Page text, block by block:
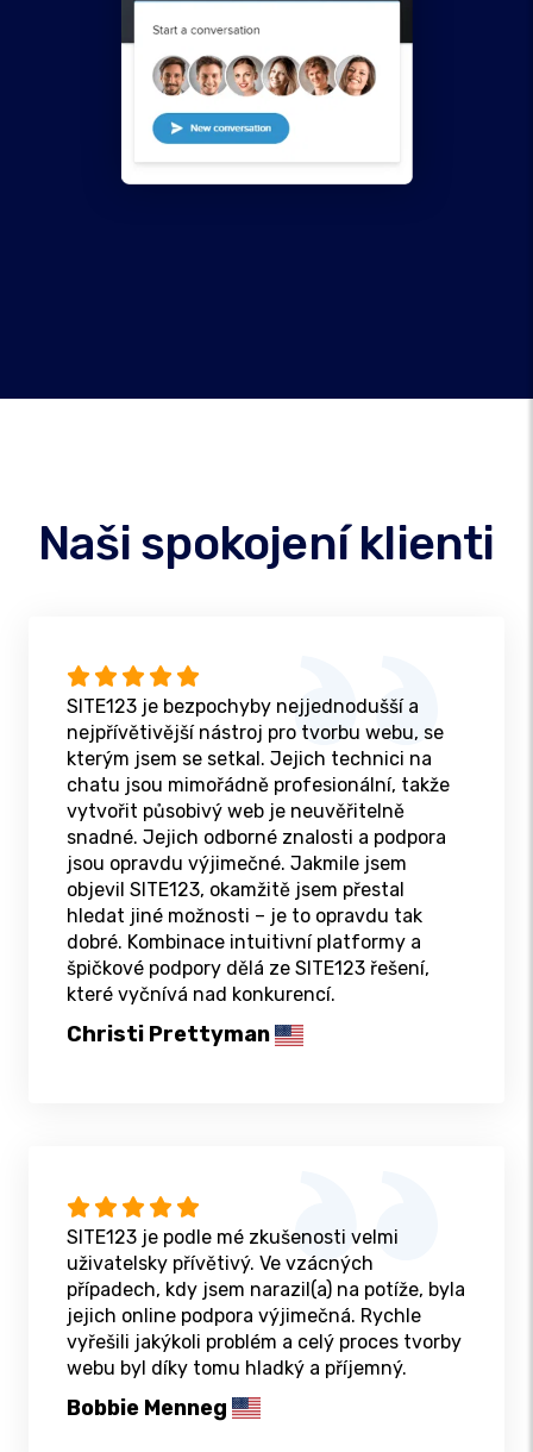
Naši spokojení klienti
SITE123 je bezpochyby nejjednodušší a
nejpřívětivější nástroj pro tvorbu webu, se
kterým jsem se setkal. Jejich technici na
chatu jsou mimořádně profesionální, takže
vytvořit působivý web je neuvěřitelně
snadné. Jejich odborné znalosti a podpora
jsou opravdu výjimečné. Jakmile jsem
objevil SITE123, okamžitě jsem přestal
hledat jiné možnosti – je to opravdu tak
dobré. Kombinace intuitivní platformy a
špičkové podpory dělá ze SITE123 řešení,
které vyčnívá nad konkurencí.
Christi Prettyman
SITE123 je podle mé zkušenosti velmi
uživatelsky přívětivý. Ve vzácných
případech, kdy jsem narazil(a) na potíže, byla
jejich online podpora výjimečná. Rychle
vyřešili jakýkoli problém a celý proces tvorby
webu byl díky tomu hladký a příjemný.
Bobbie Menneg